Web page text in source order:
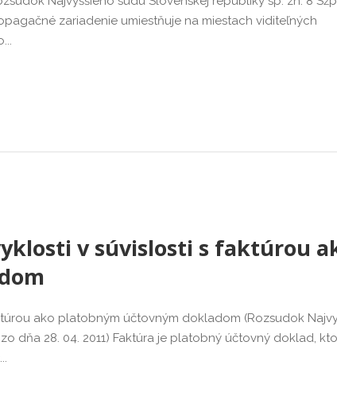
zariadenie umiestňuje na miestach viditeľných
v súvislosti s faktúrou
ako platobným účtovným dokladom (Rozsudok
dňa 28. 04. 2011) Faktúra je platobný účtovný doklad,